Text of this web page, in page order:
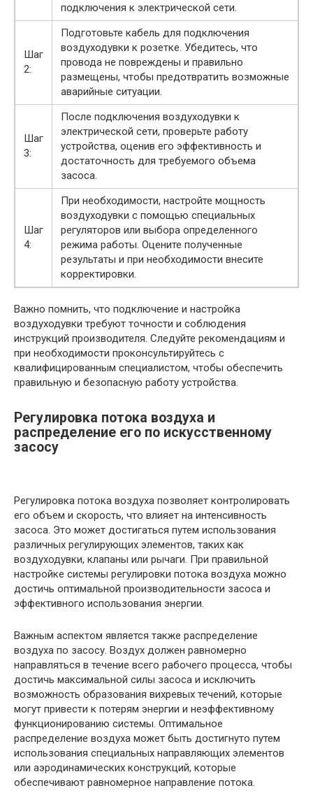
подключения к электрической сети.
Шаг
2:
Подготовьте кабель для подключения
воздуходувки к розетке. Убедитесь, что
провода не повреждены и правильно
размещены, чтобы предотвратить возможные
аварийные ситуации.
Шаг
3:
После подключения воздуходувки к
электрической сети, проверьте работу
устройства, оценив его эффективность и
достаточность для требуемого объема
засоса.
Шаг
4:
При необходимости, настройте мощность
воздуходувки с помощью специальных
регуляторов или выбора определенного
режима работы. Оцените полученные
результаты и при необходимости внесите
корректировки.
Важно помнить, что подключение и настройка
воздуходувки требуют точности и соблюдения
инструкций производителя. Следуйте рекомендациям и
при необходимости проконсультируйтесь с
квалифицированным специалистом, чтобы обеспечить
правильную и безопасную работу устройства.
Регулировка потока воздуха и
распределение его по искусственному
засосу
Регулировка потока воздуха позволяет контролировать
его объем и скорость, что влияет на интенсивность
засоса. Это может достигаться путем использования
различных регулирующих элементов, таких как
воздуходувки, клапаны или рычаги. При правильной
настройке системы регулировки потока воздуха можно
достичь оптимальной производительности засоса и
эффективного использования энергии.
Важным аспектом является также распределение
воздуха по засосу. Воздух должен равномерно
направляться в течение всего рабочего процесса, чтобы
достичь максимальной силы засоса и исключить
возможность образования вихревых течений, которые
могут привести к потерям энергии и неэффективному
функционированию системы. Оптимальное
распределение воздуха может быть достигнуто путем
использования специальных направляющих элементов
или аэродинамических конструкций, которые
обеспечивают равномерное направление потока.